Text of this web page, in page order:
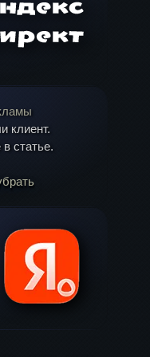
клиент.
статье.